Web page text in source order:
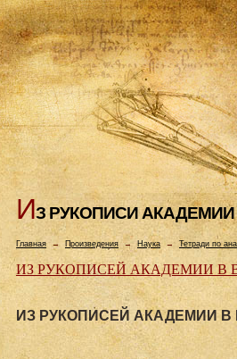
ИЗ РУКОПИСИ
Главная→ Произведения → Наука →Тетради по
ИЗ РУКОПИСЕЙ АКАДЕМИИ В
ИЗ РУКОПИСЕЙ АКАДЕМИИ В